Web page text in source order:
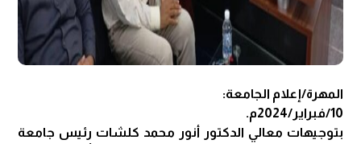
المهرة/إعلام الجامعة:
10/فبراير/2024م.
بتوجيهات معالي الدكتور أنور محمد كلشات رئيس جامعة